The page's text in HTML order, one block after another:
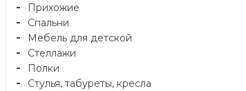
Прихожие
Спальни
Мебель для детской
Стеллажи
Полки
Стулья, табуреты, кресла